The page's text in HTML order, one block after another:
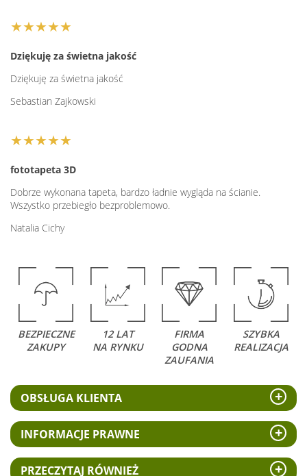
★★★★★
Dziękuję za świetna jakość
Dziękuję za świetna jakość
Sebastian Zajkowski
★★★★★
fototapeta 3D
Dobrze wykonana tapeta, bardzo ładnie wygląda na ścianie.
Wszystko przebiegło bezproblemowo.
Natalia Cichy
BEZPIECZNE
ZAKUPY
12 LAT
NA RYNKU
FIRMA
GODNA
ZAUFANIA
SZYBKA
REALIZACJA
OBSŁUGA KLIENTA
INFORMACJE PRAWNE
PRZECZYTAJ RÓWNIEŻ